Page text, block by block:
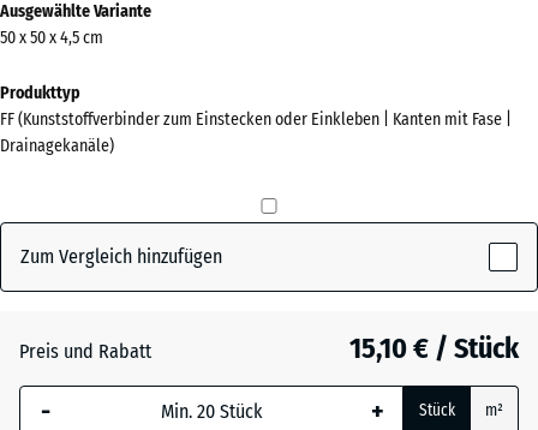
Informationen
zu
Farben?
Farbpalette
(active)
Grasgrün - 1,80 €
Ausgewählte Variante
50 x 50 x 4,5 cm
Produkttyp
FF (Kunststoffverbinder zum Einstecken oder Einkleben | Kanten mit Fase |
Drainagekanäle)
Zum Vergleich hinzufügen
Preis und Rabatt 15,10 € / Stück
- + Stück m²